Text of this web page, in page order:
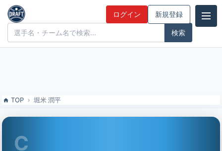
堀米 潤平（元東芝）の特徴とドラフト評価 | ドラフト候補とみんなの
評価
ドラフト候補とみんなの評価 ログイン 新規登録
TOP 堀米 潤平
C